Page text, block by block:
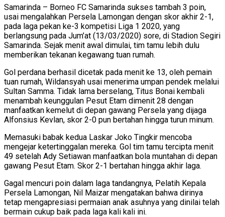
Samarinda – Borneo FC Samarinda sukses tambah 3 poin,
usai mengalahkan Persela Lamongan dengan skor akhir 2-1,
pada laga pekan ke-3 kompetisi Liga 1 2020, yang
berlangsung pada Jum’at (13/03/2020) sore, di Stadion Segiri
Samarinda. Sejak menit awal dimulai, tim tamu lebih dulu
memberikan tekanan kegawang tuan rumah.
Gol perdana berhasil dicetak pada menit ke 13, oleh pemain
tuan rumah, Wildansyah usai menerima umpan pendek melalui
Sultan Samma. Tidak lama berselang, Titus Bonai kembali
menambah keunggulan Pesut Etam dimenit 28 dengan
manfaatkan kemelut di depan gawang Persela yang dijaga
Alfonsius Kevlan, skor 2-0 pun bertahan hingga turun minum.
Memasuki babak kedua Laskar Joko Tingkir mencoba
mengejar ketertinggalan mereka. Gol tim tamu tercipta menit
49 setelah Ady Setiawan manfaatkan bola muntahan di depan
gawang Pesut Etam. Skor 2-1 bertahan hingga akhir laga.
Gagal mencuri poin dalam laga tandangnya, Pelatih Kepala
Persela Lamongan, Nil Maizar mengatakan bahwa dirinya
tetap mengapresiasi permaian anak asuhnya yang dinilai telah
bermain cukup baik pada laga kali kali ini.